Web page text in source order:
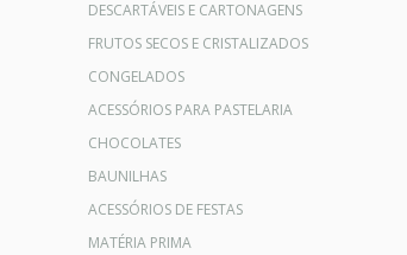
DESCARTÁVEIS E CARTONAGENS
FRUTOS SECOS E CRISTALIZADOS
CONGELADOS
ACESSÓRIOS PARA PASTELARIA
CHOCOLATES
BAUNILHAS
ACESSÓRIOS DE FESTAS
MATÉRIA PRIMA